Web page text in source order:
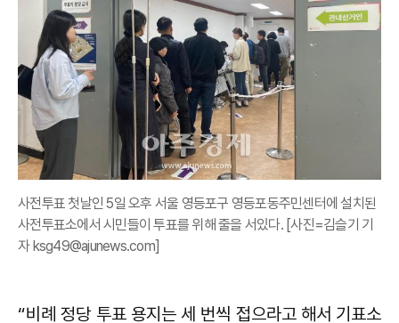
사전투표 첫날인 5일 오후 서울 영등포구 영등포동주민센터에 설치된
사전투표소에서 시민들이 투표를 위해 줄을 서있다. [사진=김슬기 기
자 ksg49@ajunews.com]
“비례 정당 투표 용지는 세 번씩 접으라고 해서 기표소